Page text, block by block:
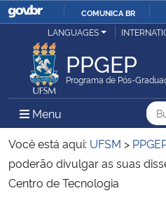
IR
COMUNICA BR
Ministério da Justiça e Segurança Pública
Ministério da Defesa
Ministério das Relações Exteriores
Ministério da Economia
LANGUAGES
PPGEP
Programa de Pós-
Menu Menu Principal do
Você está aqui: UFSM >
poderão divulgar as suas
Centro de Tecnologia